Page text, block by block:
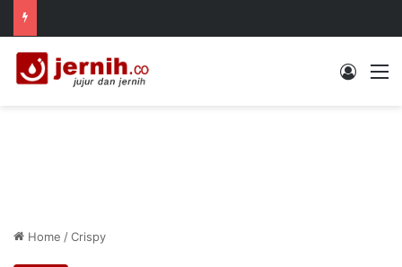
Log In
Home /Crispy